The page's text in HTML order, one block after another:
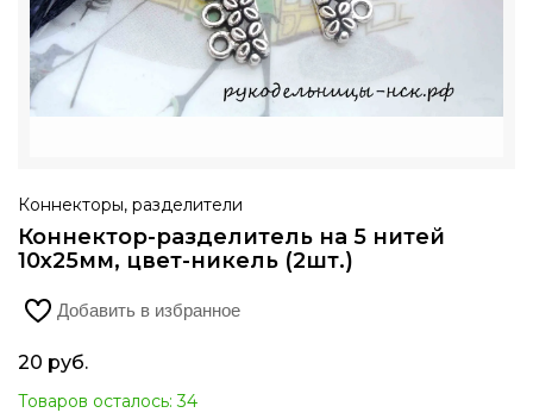
Коннекторы, разделители
Коннектор-разделитель на 5 нитей
10х25мм, цвет-никель (2шт.)
Добавить в избранное
20 руб.
Товаров осталось: 34